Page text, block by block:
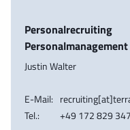
Personalrecruiting
Personalmanagement
Justin Walter
E-Mail:
Tel.:
+49 172 829